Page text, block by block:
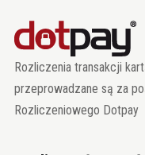
Rozliczenia transakcji
przeprowadzane są za
Rozliczeniowego Dotpay